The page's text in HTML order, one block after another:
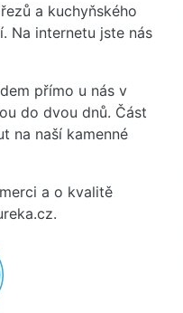
a kuchyňského
Na internetu jste nás
přímo u nás v
do dvou dnů. Část
na naší kamenné
a o kvalitě